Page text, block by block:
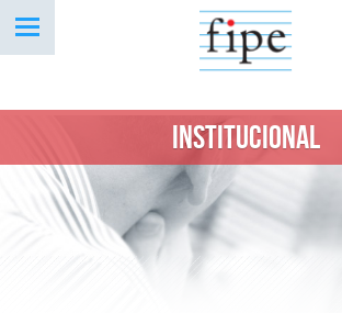
INSTITUCIONAL